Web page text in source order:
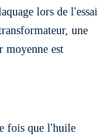
lors de l'essai
une
moyenne est
fois que l'huile